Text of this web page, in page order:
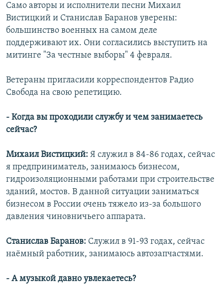
Само авторы и исполнители песни Михаил
Вистицкий и Станислав Баранов уверены:
большинство военных на самом деле
поддерживают их. Они согласились выступить на
митинге "За честные выборы" 4 февраля.
Ветераны пригласили корреспондентов Радио
Свобода на свою репетицию.
- Когда вы проходили службу и чем занимаетесь
сейчас?
Михаил Вистицкий: Я служил в 84-86 годах, сейчас
я предприниматель, занимаюсь бизнесом,
гидроизоляционными работами при строительстве
зданий, мостов. В данной ситуации заниматься
бизнесом в России очень тяжело из-за большого
давления чиновничьего аппарата.
Станислав Баранов: Служил в 91-93 годах, сейчас
наёмный работник, занимаюсь автозапчастями.
- А музыкой давно увлекаетесь?